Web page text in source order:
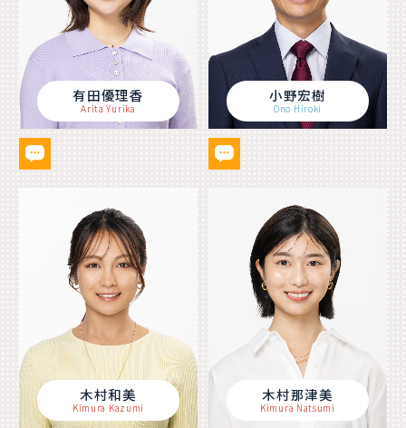
有田優理香
Arita Yurika
小野宏樹
Ono Hiroki
木村和美
Kimura Kazumi
木村那津美
Kimura Natsumi